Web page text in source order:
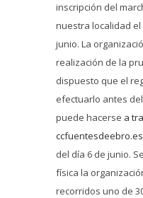
inscripción del
nuestra localidad
junio. La
realización de la
dispuesto que el
efectuarlo antes
puede hacerse a
ccfuentesdeebro.es
del día 6 de junio.
física la
recorridos uno de